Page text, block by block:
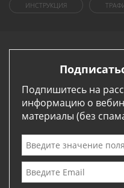
ИНСТРУКЦИЯ
Подпишитесь на
информацию о
материалы (без